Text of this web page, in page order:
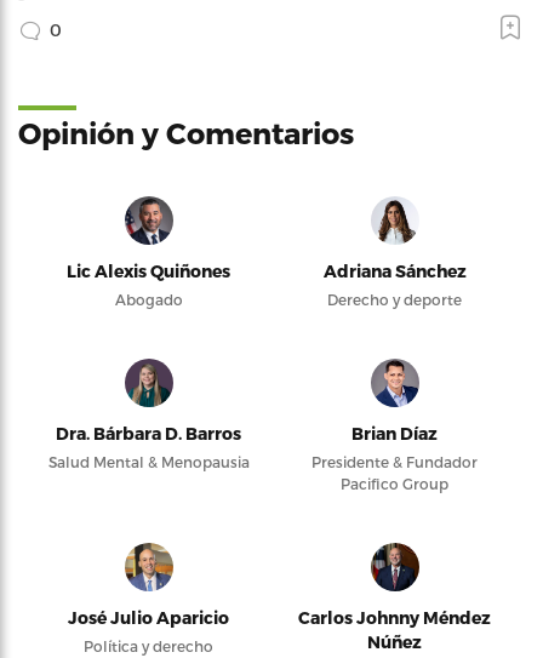
0
Opinión y Comentarios
Lic Alexis Quiñones
Abogado
Adriana Sánchez
Derecho y deporte
Dra. Bárbara D. Barros
Salud Mental & Menopausia
Brian Díaz
Presidente & Fundador
Pacifico Group
José Julio Aparicio
Política y derecho
Carlos Johnny Méndez
Núñez